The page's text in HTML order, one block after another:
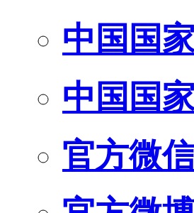
中国国
中国国
官方微